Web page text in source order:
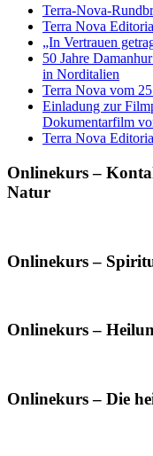
Terra-Nova-
Terra Nova
„In Vertrauen
50 Jahre
in Norditalien
Terra Nova vom
Einladung zur
Dokumentarfilm
Terra Nova
Onlinekurs –
Natur
Onlinekurs –
Onlinekurs –
Onlinekurs – Die